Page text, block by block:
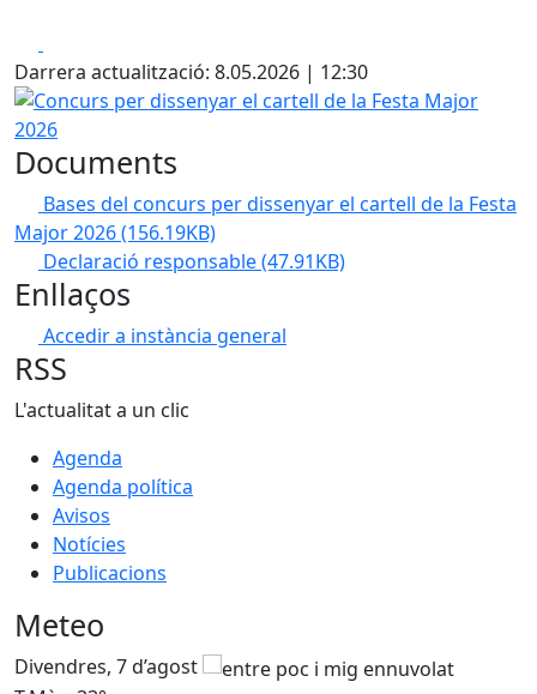
Darrera actualització: 8.05.2026 | 12:30
Concurs per dissenyar el cartell de la Festa Major 2026
Documents
Bases del concurs per dissenyar el cartell de la Festa
Major 2026(156.19KB)
Declaració responsable(47.91KB)
Enllaços
Accedir a instància general
RSS
L'actualitat a un clic
Agenda
Agenda política
Avisos
Notícies
Publicacions
Meteo
Divendres, 7 d’agost